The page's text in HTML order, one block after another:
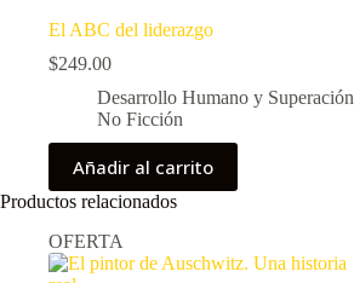
El ABC del liderazgo
$249.00
Desarrollo Humano y Superación
No Ficción
Añadir al carrito
Productos relacionados
OFERTA